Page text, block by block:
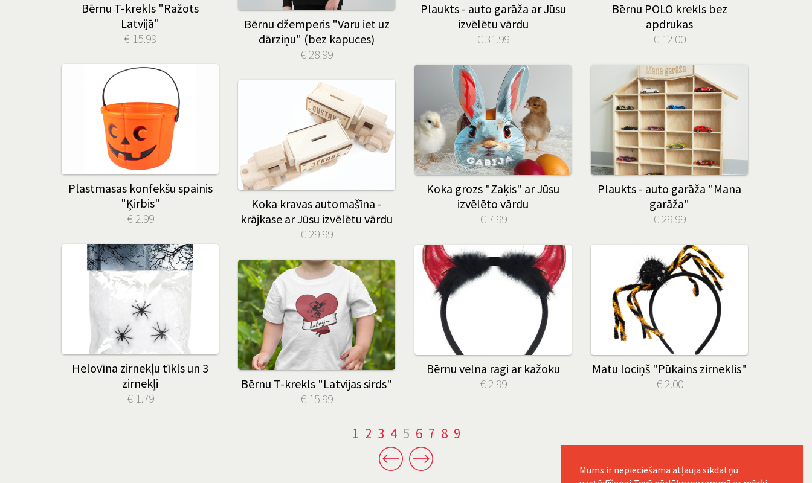
Bērnu T-krekls "Ražots
Latvijā"
€ 15.99
Plaukts - auto garāža ar Jūsu
izvēlētu vārdu
€ 31.99
Bērnu POLO krekls bez
apdrukas
€ 12.00
Bērnu džemperis "Varu iet uz
dārziņu" (bez kapuces)
€ 28.99
Plastmasas konfekšu spainis
"Ķirbis"
€ 2.99
Koka grozs "Zaķis" ar Jūsu
izvēlēto vārdu
€ 7.99
Plaukts - auto garāža "Mana
garāža"
€ 29.99
Koka kravas automašīna -
krājkase ar Jūsu izvēlētu vārdu
€ 29.99
Helovīna zirnekļu tīkls un 3
zirnekļi
€ 1.79
Bērnu velna ragi ar kažoku
€ 2.99
Matu lociņš "Pūkains zirneklis"
€ 2.00
Bērnu T-krekls "Latvijas sirds"
€ 15.99
1 2 3 4 5 6 7 8 9
Mums ir nepieciešama atļauja sīkdatņu